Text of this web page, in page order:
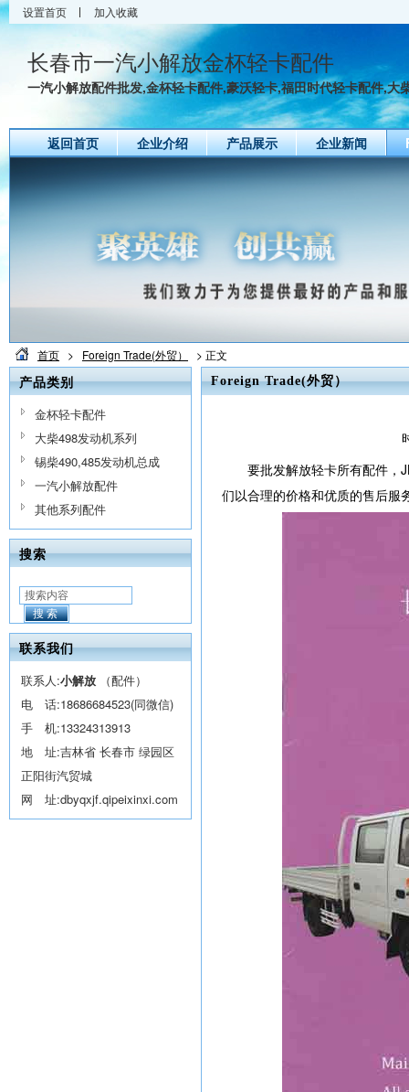
设置首页 加入收藏
长春市一汽小解放金杯轻卡配件
一汽小解放配件批发,金杯轻卡配件,豪沃轻卡,福田时代轻卡配件,大
返回首页 企业介绍 产品展示 企业新闻
首页 > Foreign Trade(外贸） > 正文
产品类别
金杯轻卡配件
大柴498发动机系列
锡柴490,485发动机总成
一汽小解放配件
其他系列配件
搜索
搜索
联系我们
联系人:小解放 （配件）
电 话:18686684523(同微信)
手 机:13324313913
地 址:吉林省 长春市 绿园区
正阳街汽贸城
网 址:dbyqxjf.qipeixinxi.com
Foreign Trade(外贸）
要批发解放轻卡所有配件，
们以合理的价格和优质的售后服